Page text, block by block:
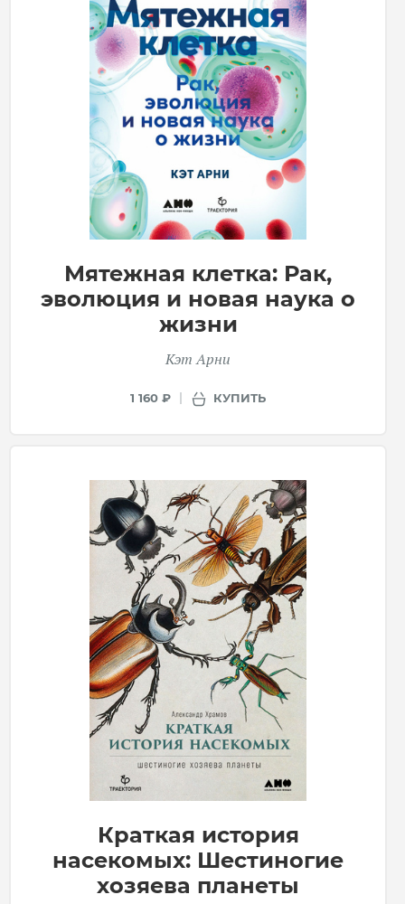
Мятежная клетка: Рак,
эволюция и новая наука о
жизни
Кэт Арни
1 160 ₽ КУПИТЬ
Краткая история
насекомых: Шестиногие
хозяева планеты